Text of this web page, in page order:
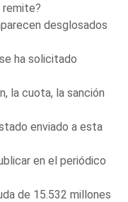
remite?
desglosados
ha solicitado
la cuota, la sanción
enviado a esta
en el periódico
de 15.532 millones